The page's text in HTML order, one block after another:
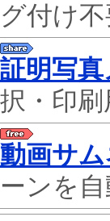
グ付け
証明写
択・印
動画サ
ーンを